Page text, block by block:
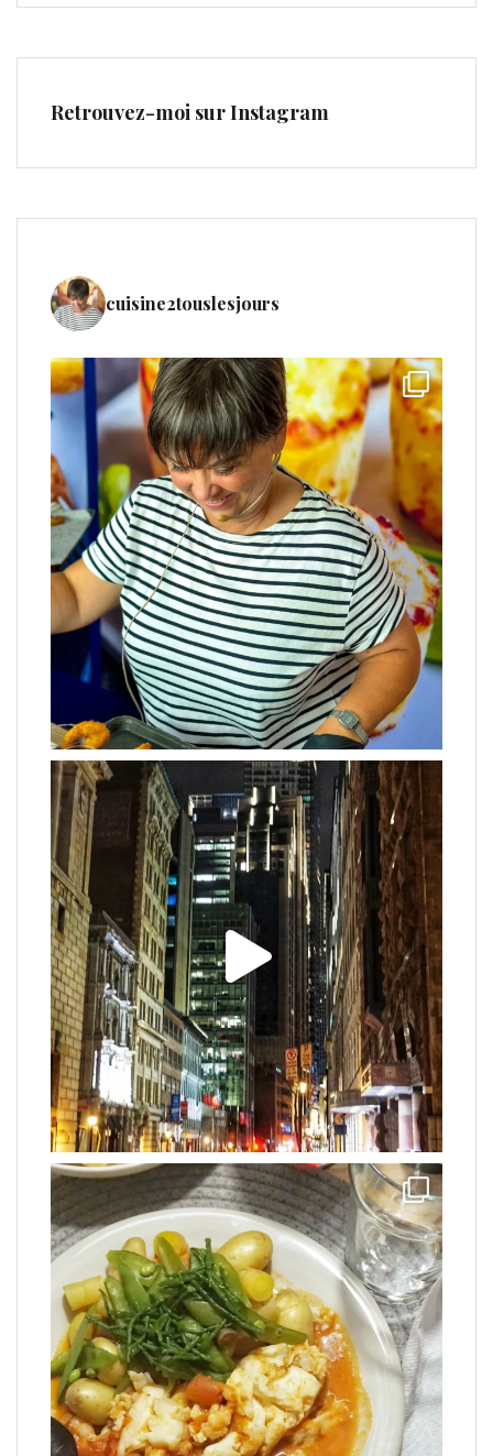
Retrouvez-moi sur Instagram
cuisine2touslesjours